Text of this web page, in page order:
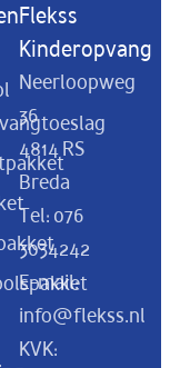
Flekss
Kinderopvang
Neerloopweg
36
4814 RS
Breda
Tel: 076
3034242
E-mail:
info@flekss.nl
KVK: